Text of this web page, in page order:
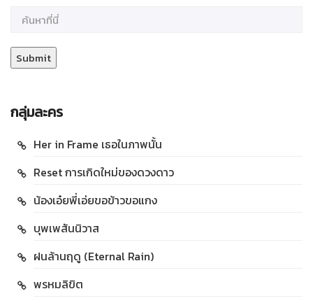
กลุ่มละคร
Her in Frame เธอในภาพนั้น
Reset การเกิดใหม่ของดวงดาว
น้องเอ๋ยพี่เอ่ยขอข้าวขอแกง
บุพเพสันนิวาส
ฝนล้านฤดู (Eternal Rain)
พรหมลิขิต